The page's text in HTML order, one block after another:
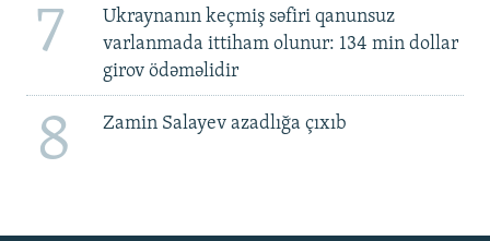
7
Ukraynanın keçmiş səfiri qanunsuz
varlanmada ittiham olunur: 134 min dollar
girov ödəməlidir
8 Zamin Salayev azadlığa çıxıb